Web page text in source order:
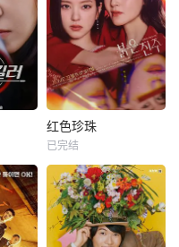
红色珍珠
已完结